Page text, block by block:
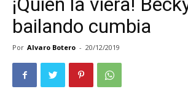
bailando cumbia
Por Alvaro Botero - 20/12/2019